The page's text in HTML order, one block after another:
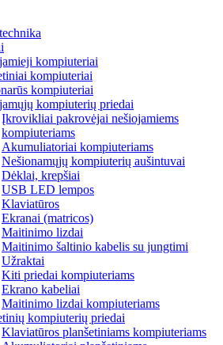
kompiuteriai
kompiuteriai
kompiuteriai
kompiuterių priedai
Įkrovikliai pakrovėjai nešiojamiems
kompiuteriams
Akumuliatoriai kompiuteriams
Nešionamųjų kompiuterių aušintuvai
Dėklai, krepšiai
USB LED lempos
Klaviatūros
Ekranai (matricos)
Maitinimo lizdai
Maitinimo šaltinio kabelis su jungtimi
Užraktai
Kiti priedai kompiuteriams
Ekrano kabeliai
Maitinimo lizdai kompiuteriams
kompiuterių priedai
Klaviatūros planšetiniams kompiuteriams